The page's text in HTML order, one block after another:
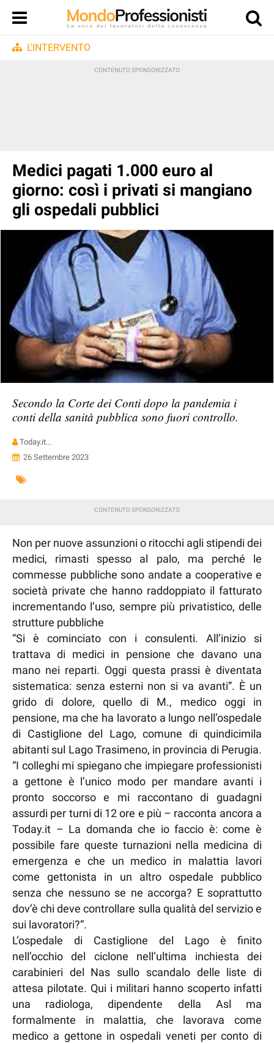
L'INTERVENTO
Medici pagati 1.000 euro al
giorno: così i privati si mangiano
gli ospedali pubblici
Secondo la Corte dei Conti dopo la pandemia i
conti della sanità pubblica sono fuori controllo.
Today.it...
26 Settembre 2023
Non per nuove assunzioni o ritocchi agli stipendi dei
medici, rimasti spesso al palo, ma perché le
commesse pubbliche sono andate a cooperative e
società private che hanno raddoppiato il fatturato
incrementando l’uso, sempre più privatistico, delle
strutture pubbliche
“Si è cominciato con i consulenti. All’inizio si
trattava di medici in pensione che davano una
mano nei reparti. Oggi questa prassi è diventata
sistematica: senza esterni non si va avanti”. È un
grido di dolore, quello di M., medico oggi in
pensione, ma che ha lavorato a lungo nell’ospedale
di Castiglione del Lago, comune di quindicimila
abitanti sul Lago Trasimeno, in provincia di Perugia.
“I colleghi mi spiegano che impiegare professionisti
a gettone è l’unico modo per mandare avanti i
pronto soccorso e mi raccontano di guadagni
assurdi per turni di 12 ore e più – racconta ancora a
Today.it – La domanda che io faccio è: come è
possibile fare queste turnazioni nella medicina di
emergenza e che un medico in malattia lavori
come gettonista in un altro ospedale pubblico
senza che nessuno se ne accorga? E soprattutto
dov’è chi deve controllare sulla qualità del servizio e
sui lavoratori?”.
L’ospedale di Castiglione del Lago è finito
nell’occhio del ciclone nell’ultima inchiesta dei
carabinieri del Nas sullo scandalo delle liste di
attesa pilotate. Qui i militari hanno scoperto infatti
una radiologa, dipendente della Asl ma
formalmente in malattia, che lavorava come
medico a gettone in ospedali veneti per conto di